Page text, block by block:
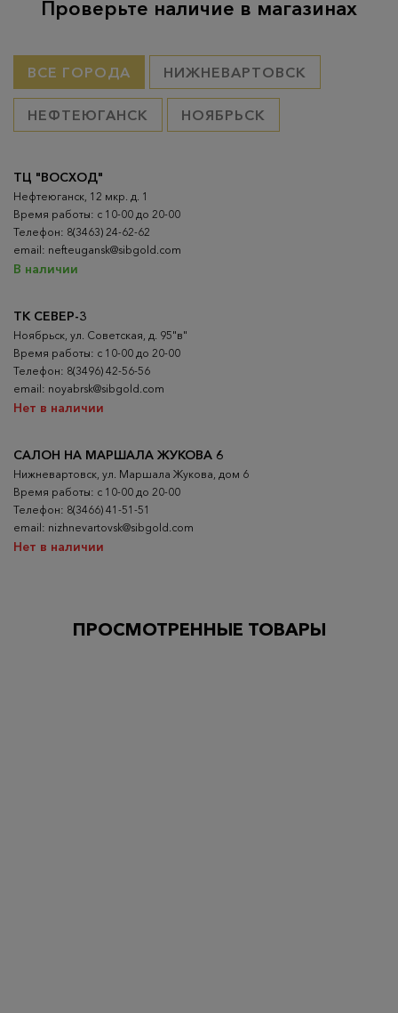
Проверьте наличие в магазинах
ВСЕ ГОРОДА НИЖНЕВАРТОВСК
НЕФТЕЮГАНСК НОЯБРЬСК
ТК СЕВЕР-3
Ноябрьск, ул. Советская, д. 95"в"
Время работы: с 10-00 до 20-00
Телефон: 8(3496) 42-56-56
email: noyabrsk@sibgold.com
Нет в наличии
ТЦ "ВОСХОД"
Нефтеюганск, 12 мкр. д. 1
Время работы: с 10-00 до 20-00
Телефон: 8(3463) 24-62-62
email: nefteugansk@sibgold.com
В наличии
САЛОН НА МАРШАЛА ЖУКОВА 6
Нижневартовск, ул. Маршала Жукова, дом 6
Время работы: с 10-00 до 20-00
Телефон: 8(3466) 41-51-51
email: nizhnevartovsk@sibgold.com
Нет в наличии
ПРОСМОТРЕННЫЕ ТОВАРЫ